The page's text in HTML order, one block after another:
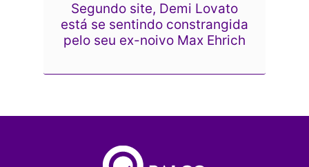
Segundo site, Demi Lovato
está se sentindo constrangida
pelo seu ex-noivo Max Ehrich